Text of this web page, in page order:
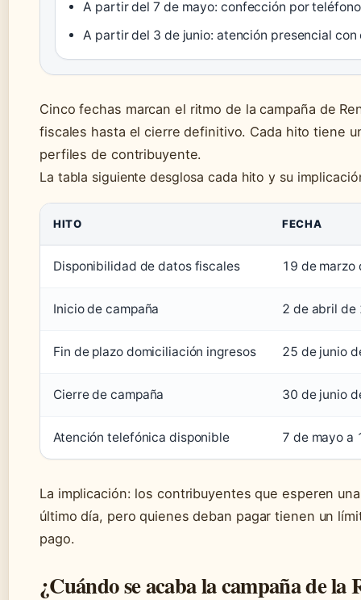
A partir del 7 de mayo: confección por teléfono
A partir del 3 de junio: atención presencial
Cinco fechas marcan el ritmo de la campaña de
fiscales hasta el cierre definitivo. Cada hito tiene
perfiles de contribuyente.
La tabla siguiente desglosa cada hito y su
HITO FECHA
Disponibilidad de datos fiscales 19 de marzo
Inicio de campaña 2 de abril de
Fin de plazo domiciliación ingresos 25 de junio
Cierre de campaña 30 de junio
Atención telefónica disponible 7 de mayo a
La implicación: los contribuyentes que esperen
último día, pero quienes deban pagar tienen un
pago.
¿Cuándo se acaba la campaña de la